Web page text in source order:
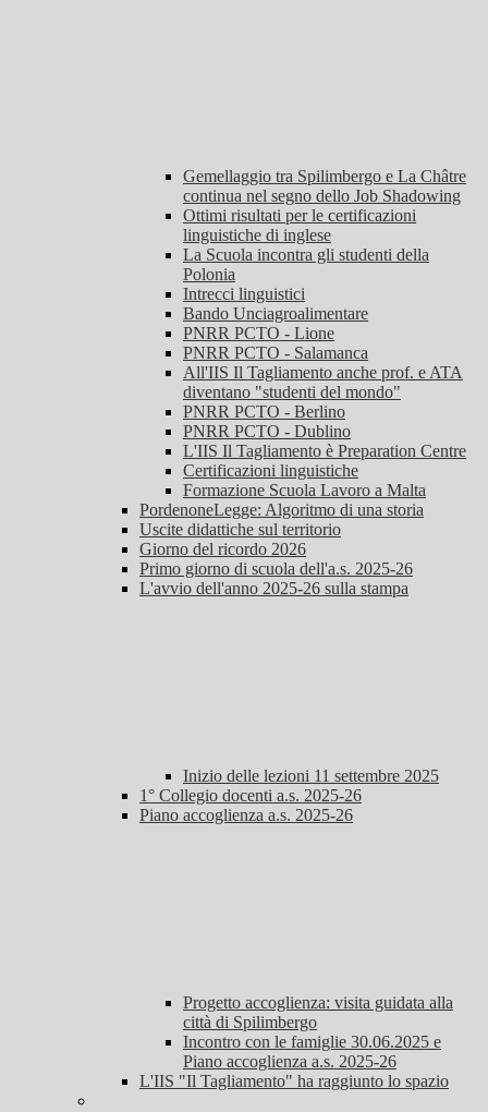
Gemellaggio tra Spilimbergo e La Châtre
continua nel segno dello Job Shadowing
Ottimi risultati per le certificazioni
linguistiche di inglese
La Scuola incontra gli studenti della
Polonia
Intrecci linguistici
Bando Unciagroalimentare
PNRR PCTO - Lione
PNRR PCTO - Salamanca
All'IIS Il Tagliamento anche prof. e ATA
diventano "studenti del mondo"
PNRR PCTO - Berlino
PNRR PCTO - Dublino
L'IIS Il Tagliamento è Preparation Centre
Certificazioni linguistiche
Formazione Scuola Lavoro a Malta
PordenoneLegge: Algoritmo di una storia
Uscite didattiche sul territorio
Giorno del ricordo 2026
Primo giorno di scuola dell'a.s. 2025-26
L'avvio dell'anno 2025-26 sulla stampa
Inizio delle lezioni 11 settembre 2025
1° Collegio docenti a.s. 2025-26
Piano accoglienza a.s. 2025-26
Progetto accoglienza: visita guidata alla
città di Spilimbergo
Incontro con le famiglie 30.06.2025 e
Piano accoglienza a.s. 2025-26
L'IIS "Il Tagliamento" ha raggiunto lo spazio